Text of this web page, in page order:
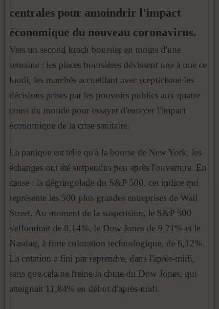
centrales pour amoindrir l'impact
économique du nouveau coronavirus.
Vers un second krach boursier en moins d'une
semaine : les places boursières dévissent une à une ce
lundi, les marchés accueillant avec scepticisme les
décisions prises par les pouvoirs publics aux quatre
coins du monde pour essayer d'enrayer l'impact
économique de la crise sanitaire.
La panique est telle qu'à la bourse de New York, les
échanges ont été suspendus peu après l'ouverture. En
cause : la dégringolade du S&P 500, cet indice qui
représente les 500 plus grandes entreprises de Wall
Street. Au moment de la suspension, le S&P 500
s'effondrait de 8,14%, le Dow Jones de 9,71% et le
Nasdaq, à forte coloration technologique, de 6,12%.
La cotation a fini par reprendre, dans l'après-midi,
sans que cela ne freine la chute du Dow Jones, qui
atteignait 11,84% en début d'après-midi.